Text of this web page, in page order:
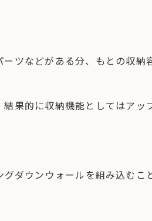
ツなどがある分、もとの収納
果的に収納機能としてはアッ
ダウンウォールを組み込むこ